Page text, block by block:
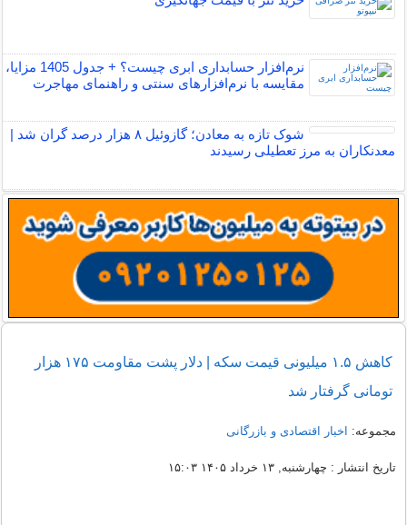
نرم‌افزار حسابداری ابری چیست؟ + جدول 1405 مزایا،
مقایسه با نرم‌افزارهای سنتی و راهنمای مهاجرت
شوک تازه به معادن؛ گازوئیل ۸ هزار درصد گران شد |
معدنکاران به مرز تعطیلی رسیدند
کاهش ۱.۵ میلیونی قیمت سکه | دلار پشت مقاومت ۱۷۵ هزار
تومانی گرفتار شد
مجموعه: اخبار اقتصادی و بازرگانی
تاریخ انتشار : چهارشنبه, ۱۳ خرداد ۱۴۰۵ ۱۵:۰۳